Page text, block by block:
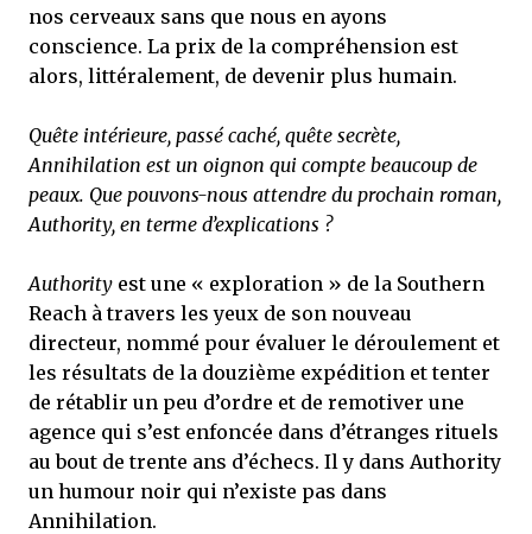
nos cerveaux sans que nous en ayons
conscience. La prix de la compréhension est
alors, littéralement, de devenir plus humain.
Quête intérieure, passé caché, quête secrète,
Annihilation est un oignon qui compte beaucoup de
peaux. Que pouvons-nous attendre du prochain roman,
Authority, en terme d’explications ?
Authority est une « exploration » de la Southern
Reach à travers les yeux de son nouveau
directeur, nommé pour évaluer le déroulement et
les résultats de la douzième expédition et tenter
de rétablir un peu d’ordre et de remotiver une
agence qui s’est enfoncée dans d’étranges rituels
au bout de trente ans d’échecs. Il y dans Authority
un humour noir qui n’existe pas dans
Annihilation.